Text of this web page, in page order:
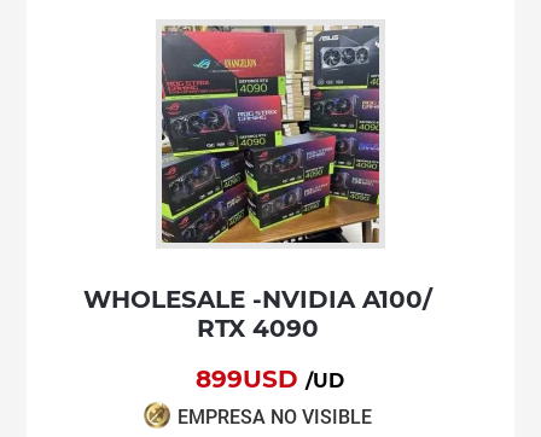
WHOLESALE -NVIDIA A100/
RTX 4090
899USD/UD
EMPRESA NO VISIBLE